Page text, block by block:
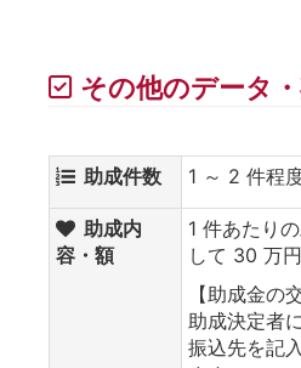
その他のデータ
助成件数 1 ～ 2 件程
助成内
容・額
1 件あたり
して 30 万
【助成金の
助成決定者
振込先を記